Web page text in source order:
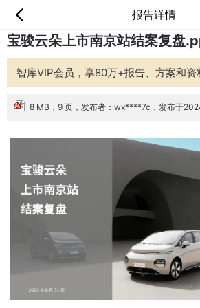
报告详情
首页 分类 专题
外语
互联网 职业
智库
城市 金融
宝骏云朵上市南京站结案复盘
智库VIP会员，享80万+报告、方案和资
8 MB，9 页，发布者：wx****7c，发布于